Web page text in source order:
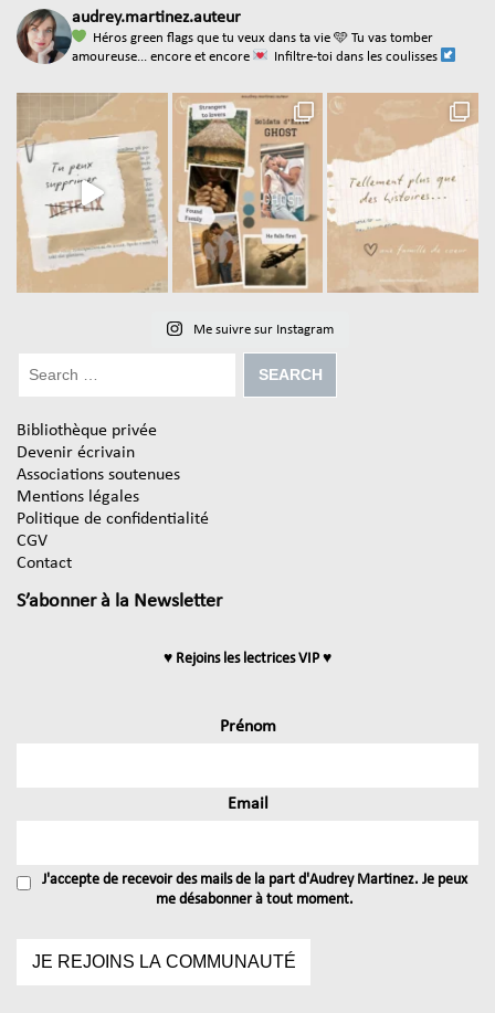
audrey.martinez.auteur
Héros green flags que tu veux dans ta vie 🩵 Tu vas tomber
amoureuse... encore et encore
Infiltre-toi dans les coulisses
Me suivre sur Instagram
Bibliothèque privée
Devenir écrivain
Associations soutenues
Mentions légales
Politique de confidentialité
CGV
Contact
S’abonner à la Newsletter
♥ Rejoins les lectrices VIP ♥
Prénom
Email
J'accepte de recevoir des mails de la part d'Audrey Martinez. Je peux
me désabonner à tout moment.